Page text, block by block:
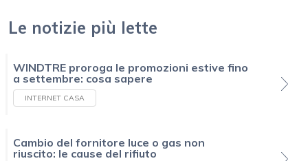
Le notizie più lette
WINDTRE proroga le promozioni estive fino
a settembre: cosa sapere
INTERNET CASA
Cambio del fornitore luce o gas non
riuscito: le cause del rifiuto